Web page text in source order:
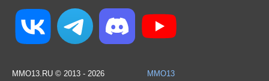
MMO13.RU © 2013 - 2026
MMO13